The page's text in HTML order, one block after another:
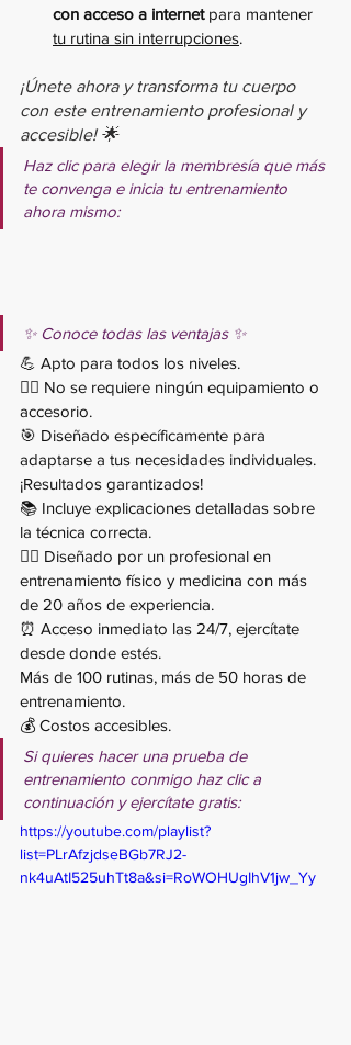
con acceso a internet para mantener
tu rutina sin interrupciones.
¡Únete ahora y transforma tu cuerpo
con este entrenamiento profesional y
accesible! 🌟
Haz clic para elegir la membresía que más
te convenga e inicia tu entrenamiento
ahora mismo:
✨ Conoce todas las ventajas ✨
💪 Apto para todos los niveles.
🧘‍♂️ No se requiere ningún equipamiento o
accesorio.
🎯 Diseñado específicamente para
adaptarse a tus necesidades individuales.
¡Resultados garantizados!
📚 Incluye explicaciones detalladas sobre
la técnica correcta.
👨‍⚕️ Diseñado por un profesional en
entrenamiento físico y medicina con más
de 20 años de experiencia.
⏰ Acceso inmediato las 24/7, ejercítate
desde donde estés.
Más de 100 rutinas, más de 50 horas de
entrenamiento.
💰 Costos accesibles.
Si quieres hacer una prueba de
entrenamiento conmigo haz clic a
continuación y ejercítate gratis:
https://youtube.com/playlist?
list=PLrAfzjdseBGb7RJ2-
nk4uAtI525uhTt8a&si=RoWOHUgIhV1jw_Yy